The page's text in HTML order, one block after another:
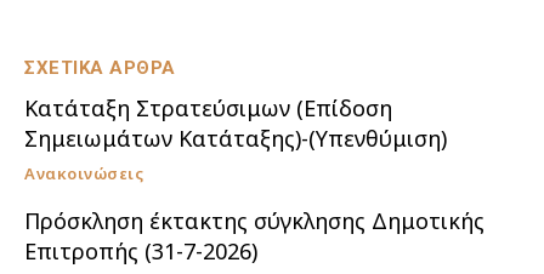
ΣΧΕΤΙΚΑ ΑΡΘΡΑ
Κατάταξη Στρατεύσιμων (Επίδοση
Σημειωμάτων Κατάταξης)-(Υπενθύμιση)
Ανακοινώσεις
Πρόσκληση έκτακτης σύγκλησης Δημοτικής
Επιτροπής (31-7-2026)